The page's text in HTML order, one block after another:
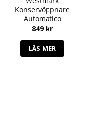
Frys Glas 2 L mängd
Konservöppnare
Automatico
849 kr
LÄS MER